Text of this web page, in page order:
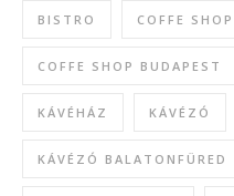
BISTRO COFFE SHOP
COFFE SHOP BUDAPEST
KÁVÉHÁZ KÁVÉZÓ
KÁVÉZÓ BALATONFÜRED